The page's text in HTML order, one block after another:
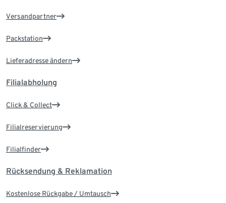
Versandpartner
Packstation
Lieferadresse ändern
Filialabholung
Click & Collect
Filialreservierung
Filialfinder
Rücksendung & Reklamation
Kostenlose Rückgabe / Umtausch